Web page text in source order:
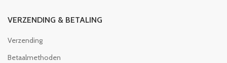
VERZENDING & BETALING
Verzending
Betaalmethoden